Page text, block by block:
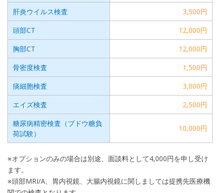
肝炎ウイルス検査
3,500円
頭部CT
12,000円
胸部CT
12,000円
骨密度検査
1,500円
痰細胞検査
3,000円
エイズ検査
2,500円
糖尿病精密検査（ブドウ糖負
荷試験）
10,000円
※オプションのみの場合は別途、面談料として4,000円を申し受け
ます。
※頭部MRI/A、胃内視鏡、大腸内視鏡に関しましては提携先医療機